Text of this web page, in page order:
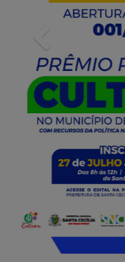
Previous
INFORMATIVOS